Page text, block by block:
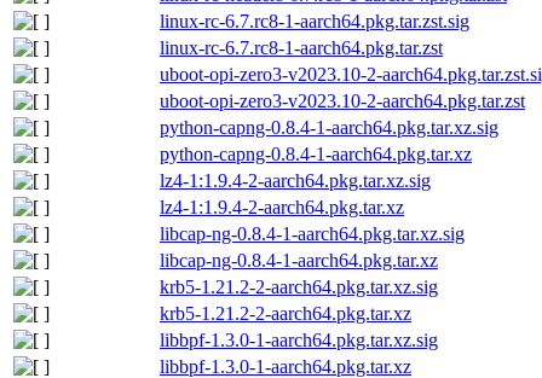
linux-rc-6.7.rc8-1-aarch64.pkg.tar.zst.sig
linux-rc-6.7.rc8-1-aarch64.pkg.tar.zst
uboot-opi-zero3-v2023.10-2-
uboot-opi-zero3-v2023.10-2-aarch64.pkg.tar.zst
python-capng-0.8.4-1-aarch64.pkg.tar.xz.sig
python-capng-0.8.4-1-aarch64.pkg.tar.xz
lz4-1:1.9.4-2-aarch64.pkg.tar.xz.sig
lz4-1:1.9.4-2-aarch64.pkg.tar.xz
libcap-ng-0.8.4-1-aarch64.pkg.tar.xz.sig
libcap-ng-0.8.4-1-aarch64.pkg.tar.xz
krb5-1.21.2-2-aarch64.pkg.tar.xz.sig
krb5-1.21.2-2-aarch64.pkg.tar.xz
libbpf-1.3.0-1-aarch64.pkg.tar.xz.sig
libbpf-1.3.0-1-aarch64.pkg.tar.xz